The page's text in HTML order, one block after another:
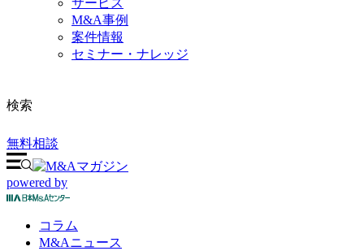
M&A事例
案件情報
セミナー・ナレッジ
検索
無料相談
powered by
コラム
M&Aニュース